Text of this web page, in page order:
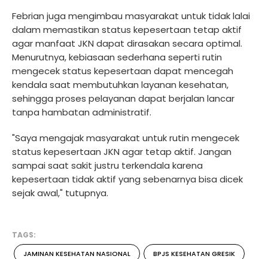
Febrian juga mengimbau masyarakat untuk tidak lalai
dalam memastikan status kepesertaan tetap aktif
agar manfaat JKN dapat dirasakan secara optimal.
Menurutnya, kebiasaan sederhana seperti rutin
mengecek status kepesertaan dapat mencegah
kendala saat membutuhkan layanan kesehatan,
sehingga proses pelayanan dapat berjalan lancar
tanpa hambatan administratif.
"Saya mengajak masyarakat untuk rutin mengecek
status kepesertaan JKN agar tetap aktif. Jangan
sampai saat sakit justru terkendala karena
kepesertaan tidak aktif yang sebenarnya bisa dicek
sejak awal," tutupnya.
TAGS:
JAMINAN KESEHATAN NASIONAL BPJS KESEHATAN GRESIK